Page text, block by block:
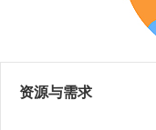
资源与需求